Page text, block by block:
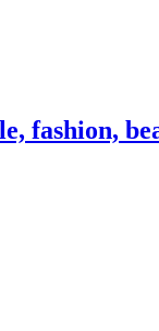
fashion,